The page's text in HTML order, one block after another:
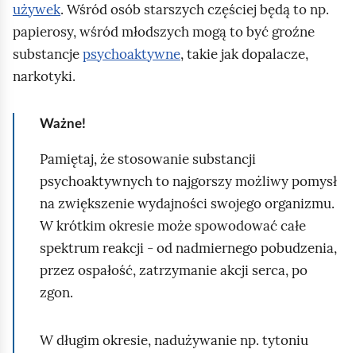
p
o
d
g
używek. Wśród osób starszych częściej będą to np.
papierosy, wśród młodszych mogą to być groźne
substancjepsychoaktywne, takie jak dopalacze,
narkotyki.
Ważne!
Pamiętaj, że stosowanie substancji
psychoaktywnych to najgorszy możliwy pomysł
na zwiększenie wydajności swojego organizmu.
W krótkim okresie może spowodować całe
spektrum reakcji - od nadmiernego pobudzenia,
przez ospałość, zatrzymanie akcji serca, po
zgon.
W długim okresie, nadużywanie np. tytoniu